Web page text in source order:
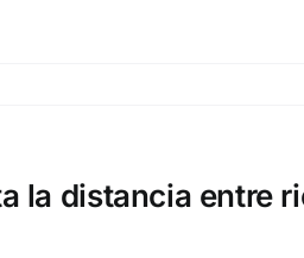
la distancia entre